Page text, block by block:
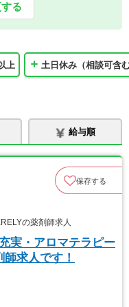
る
上 土日休み（相談可含
給与順
保存する
の薬剤師求人
実・アロマテラピー
求人です！